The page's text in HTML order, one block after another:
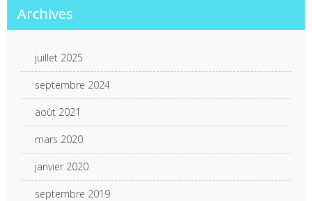
Archives
juillet 2025
septembre 2024
août 2021
mars 2020
janvier 2020
septembre 2019